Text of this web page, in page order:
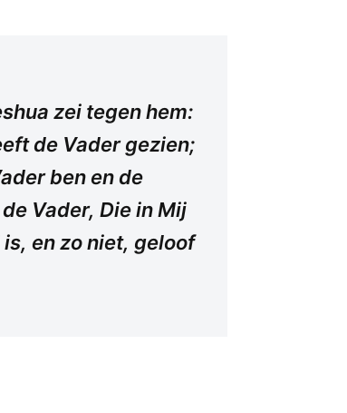
zei tegen hem:
de Vader gezien;
ben en de
Vader, Die in Mij
en zo niet, geloof